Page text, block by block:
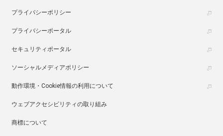
プライバシーポリシー
プライバシーポータル
セキュリティポータル
ソーシャルメディアポリシー
動作環境・Cookie情報の利用について
ウェブアクセシビリティの取り組み
商標について